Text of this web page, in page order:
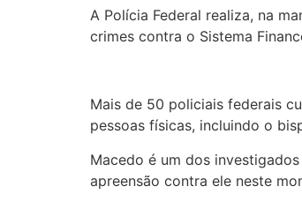
A Polícia Federal realiza, na
crimes contra o Sistema
Mais de 50 policiais federais
pessoas físicas, incluindo o
Macedo é um dos
apreensão contra ele neste